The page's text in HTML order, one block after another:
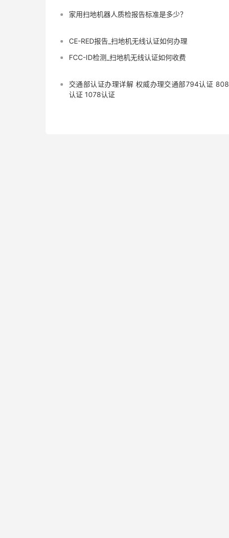
家用扫地机器人质检报告标准是多少？
CE-RED报告_扫地机无线认证如何办理
FCC-ID检测_扫地机无线认证如何收费
交通部认证办理详解 权威办理交通部794认证 808
认证 1078认证